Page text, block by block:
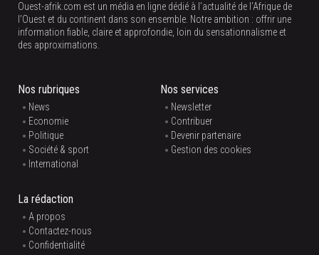
Ouest-afrik.com est un média en ligne dédié à l’actualité de l’Afrique de
l’Ouest et du continent dans son ensemble. Notre ambition : offrir une
information fiable, claire et approfondie, loin du sensationnalisme et
des approximations.
Nos rubriques
News
Economie
Politique
Société & sport
International
Nos services
Newsletter
Contribuer
Devenir partenaire
Gestion des cookies
La rédaction
A propos
Contactez-nous
Confidentialité